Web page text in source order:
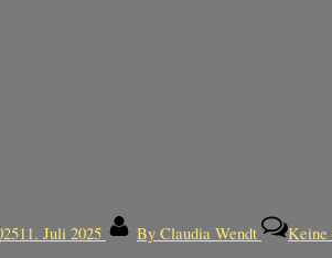
11. Juli 2025 By Claudia Wendt Keine